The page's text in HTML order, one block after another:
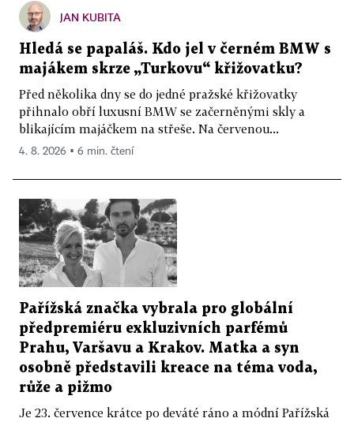
JAN KUBITA
Hledá se papaláš. Kdo jel v černém BMW s
majákem skrze „Turkovu“ křižovatku?
Před několika dny se do jedné pražské křižovatky
přihnalo obří luxusní BMW se začerněnými skly a
blikajícím majáčkem na střeše. Na červenou...
4. 8. 2026 ▪ 6 min. čtení
Pařížská značka vybrala pro globální
předpremiéru exkluzivních parfémů
Prahu, Varšavu a Krakov. Matka a syn
osobně představili kreace na téma voda,
růže a pižmo
Je 23. července krátce po deváté ráno a módní Pařížská